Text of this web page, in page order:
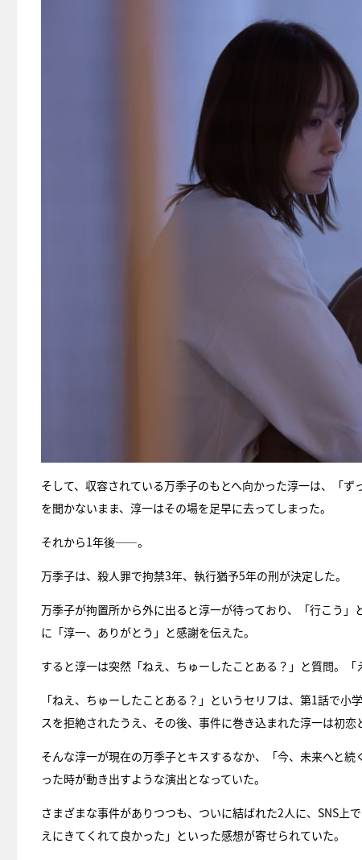
そして、収容されている万季子のもとへ向かった淳一は、「
を聞かないまま、淳一はその場を足早に去ってしまった。
それから1年後――。
万季子は、殺人罪で拘禁3年、執行猶予5年の刑が決定した。
万季子が拘置所から外に出ると淳一が待っており、「行こう
に「淳一、ありがとう」と感謝を伝えた。
すると淳一は突然「ねえ、ちゅーしたことある？」と質問。
「ねえ、ちゅーしたことある？」というセリフは、第1話で
スを拒絶されたうえ、その後、事件に巻き込まれた淳一は初恋
そんな淳一が現在の万季子とキスするなか、「今、未来へと
った時が動き出すような演出となっていた。
さまざまな事件がありつつも、ついに結ばれた2人に、SNS上
えにきてくれて良かった」といった感想が寄せられていた。